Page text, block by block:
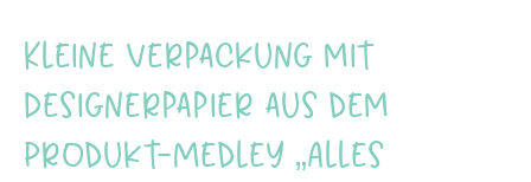
Kleine Verpackung mit
Designerpapier aus dem
Produkt-Medley „Alles